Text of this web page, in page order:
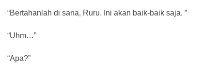
“Bertahanlah di sana, Ruru. Ini akan baik-baik saja. ”
“Uhm…”
“Apa?”